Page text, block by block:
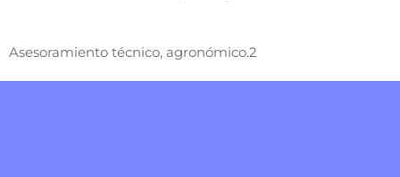
Asesoramiento técnico, agronómico.2